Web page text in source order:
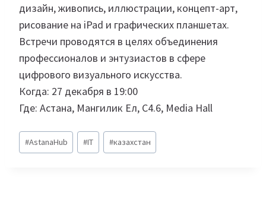
дизайн, живопись, иллюстрации, концепт-арт,
рисование на iPad и графических планшетах.
Встречи проводятся в целях объединения
профессионалов и энтузиастов в сфере
цифрового визуального искусства.
Когда: 27 декабря в 19:00
Где: Астана, Мангилик Ел, C4.6, Media Hall
Метки
записи:
#AstanaHub #IT #казахстан